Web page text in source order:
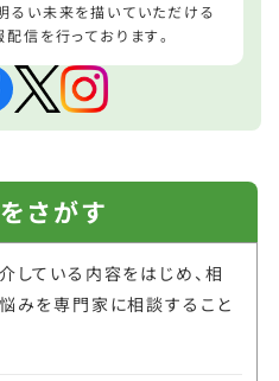
るい未来を描いていただける
信を行っております。
さがす
している内容をはじめ、相
みを専門家に相談すること